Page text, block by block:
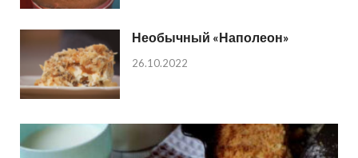
Необычный «Наполеон»
26.10.2022